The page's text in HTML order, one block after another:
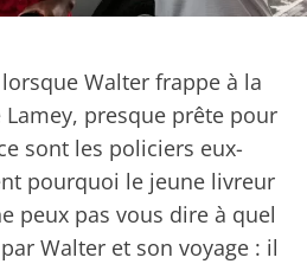
Walter frappe à la
presque prête pour
sont les policiers eux-
pourquoi le jeune livreur
peux pas vous dire à quel
Walter et son voyage : il